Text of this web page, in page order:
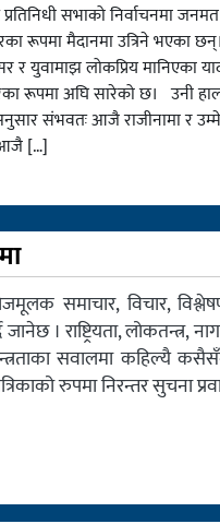
प्रतिनिधी सभाको निर्वाचनमा
रूपमा मैदानमा उत्रिने भएका
र युवामाझ लोकप्रिय मानिएका
रूपमा अघि सारेको छ। उनी
अनुसार संभवतः आजै राजीनामा र
[…]
समाचार, विचार, विश्लेषण
जानेछ । राष्ट्रियता, लोकतन्त्र,
सवालमा कहिल्यै
रुपमा निरन्तर सुचना